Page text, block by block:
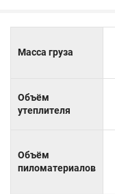
Масса груза
Объём
утеплителя
Объём
пиломатериалов